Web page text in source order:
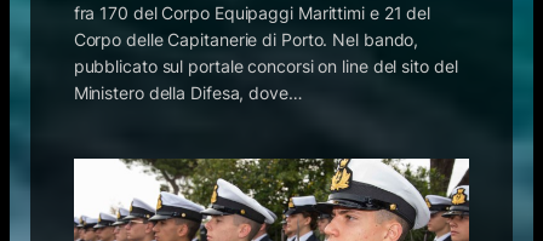
fra 170 del Corpo Equipaggi Marittimi e 21 del
Corpo delle Capitanerie di Porto. Nel bando,
pubblicato sul portale concorsi on line del sito del
Ministero della Difesa, dove…